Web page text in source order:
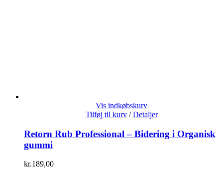
Vis indkøbskurv
Tilføj til kurv / Detaljer
Retorn Rub Professional – Bidering i Organisk
gummi
kr.189,00